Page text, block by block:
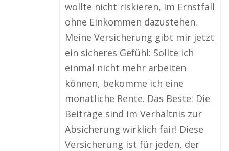
wollte nicht riskieren, im Ernstfall
ohne Einkommen dazustehen.
Meine Versicherung gibt mir jetzt
ein sicheres Gefühl: Sollte ich
einmal nicht mehr arbeiten
können, bekomme ich eine
monatliche Rente. Das Beste: Die
Beiträge sind im Verhältnis zur
Absicherung wirklich fair! Diese
Versicherung ist für jeden, der